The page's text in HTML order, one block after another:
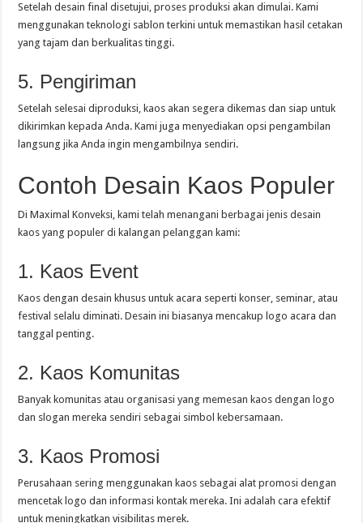
Setelah desain final disetujui, proses produksi akan dimulai. Kami
menggunakan teknologi sablon terkini untuk memastikan hasil cetakan
yang tajam dan berkualitas tinggi.
5. Pengiriman
Setelah selesai diproduksi, kaos akan segera dikemas dan siap untuk
dikirimkan kepada Anda. Kami juga menyediakan opsi pengambilan
langsung jika Anda ingin mengambilnya sendiri.
Contoh Desain Kaos Populer
Di Maximal Konveksi, kami telah menangani berbagai jenis desain
kaos yang populer di kalangan pelanggan kami:
1. Kaos Event
Kaos dengan desain khusus untuk acara seperti konser, seminar, atau
festival selalu diminati. Desain ini biasanya mencakup logo acara dan
tanggal penting.
2. Kaos Komunitas
Banyak komunitas atau organisasi yang memesan kaos dengan logo
dan slogan mereka sendiri sebagai simbol kebersamaan.
3. Kaos Promosi
Perusahaan sering menggunakan kaos sebagai alat promosi dengan
mencetak logo dan informasi kontak mereka. Ini adalah cara efektif
untuk meningkatkan visibilitas merek.